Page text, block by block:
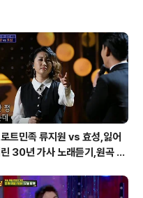
는 날 흐
꽃으로
로 만들거
곤드레만
져버렸어
트민족 류지원 vs 효성,잃어
30년 가사 노래듣기,원곡 설